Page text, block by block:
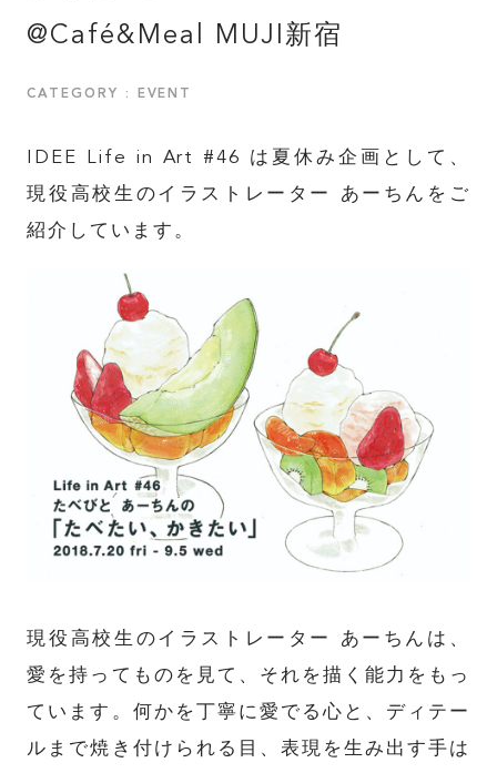
@Café&Meal MUJI新宿
CATEGORY : EVENT
IDEE Life in Art #46 は夏休み企画として、
現役高校生のイラストレーター あーちんをご
紹介しています。
現役高校生のイラストレーター あーちんは、
愛を持ってものを見て、それを描く能力をもっ
ています。何かを丁寧に愛でる心と、ディテー
ルまで焼き付けられる目、表現を生み出す手は